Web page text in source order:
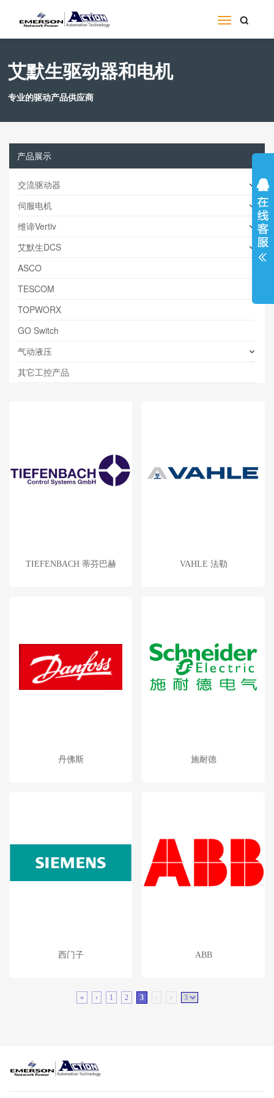
艾默生驱动器和电机
专业的驱动产品供应商
产品展示
交流驱动器
伺服电机
维谛Vertiv
艾默生DCS
ASCO
TESCOM
TOPWORX
GO Switch
气动液压
其它工控产品
TIEFENBACH 蒂芬巴赫 VAHLE 法勒
丹佛斯 施耐德
西门子 ABB
« ‹ 1 2 3 › »